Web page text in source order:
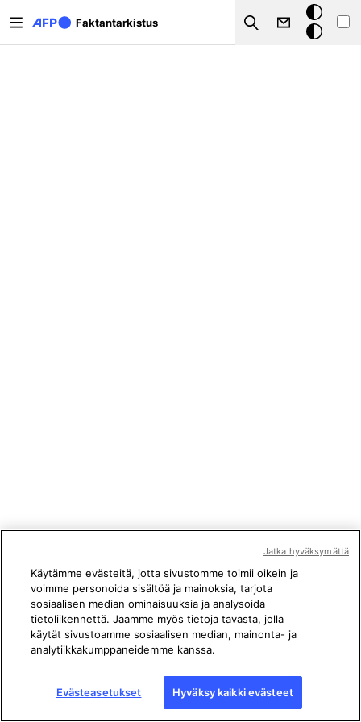
Faktantarkistus
Search
Tumma
tila
Käytämme evästeitä, jotta sivustomme toimii oikein ja
voimme personoida sisältöä ja mainoksia, tarjota
sosiaalisen median ominaisuuksia ja analysoida
tietoliikennettä. Jaamme myös tietoja tavasta, jolla
käytät sivustoamme sosiaalisen median, mainonta- ja
analytiikkakumppaneidemme kanssa.
Evästeasetukset Hyväksy kaikki evästeet
Jatka hyväksymättä